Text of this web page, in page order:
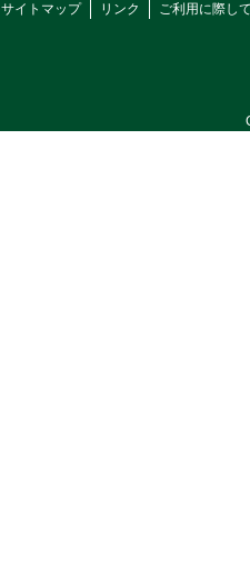
サイトマップ リンク ご利用に際し